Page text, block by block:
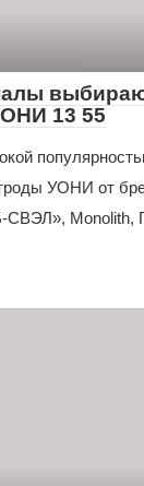
13 55
УОНИ от
СВЭЛ», Monolith,